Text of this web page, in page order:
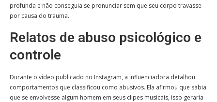
profunda e não conseguia se pronunciar sem que seu corpo travasse
por causa do trauma.
Relatos de abuso psicológico e
controle
Durante o vídeo publicado no Instagram, a influenciadora detalhou
comportamentos que classificou como abusivos. Ela afirmou que sabia
que se envolvesse algum homem em seus clipes musicais, isso geraria